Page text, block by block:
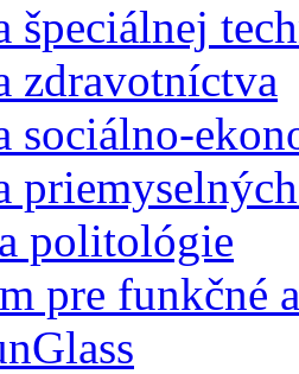
špeciálnej
zdravotníctva
sociálno-
politológie
pre funkčné